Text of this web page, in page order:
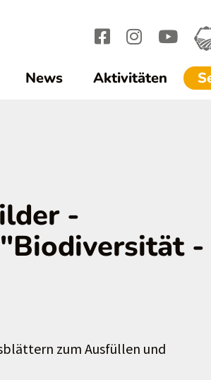
News Aktivitäten
-
-
zum Ausfüllen und